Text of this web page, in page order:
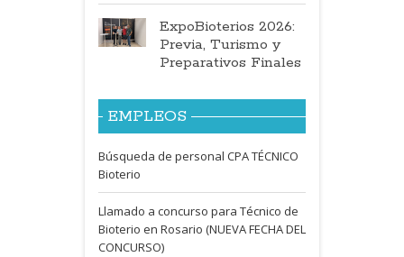
ExpoBioterios 2026:
Previa, Turismo y
Preparativos Finales
EMPLEOS
Búsqueda de personal CPA TÉCNICO
Bioterio
Llamado a concurso para Técnico de
Bioterio en Rosario (NUEVA FECHA DEL
CONCURSO)